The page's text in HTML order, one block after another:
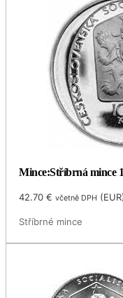
Mince:Stříbrná mince
42.70€ včetně DPH (EUR
Stříbrné mince